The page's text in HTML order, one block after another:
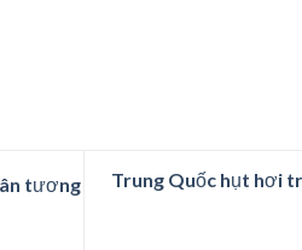
tương
Trung Quốc hụt hơi